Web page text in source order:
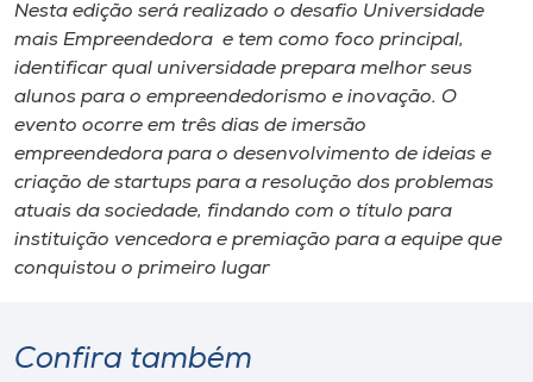
Nesta edição será realizado o desafio Universidade
mais Empreendedora e tem como foco principal,
identificar qual universidade prepara melhor seus
alunos para o empreendedorismo e inovação. O
evento ocorre em três dias de imersão
empreendedora para o desenvolvimento de ideias e
criação de startups para a resolução dos problemas
atuais da sociedade, findando com o título para
instituição vencedora e premiação para a equipe que
conquistou o primeiro lugar
Confira também